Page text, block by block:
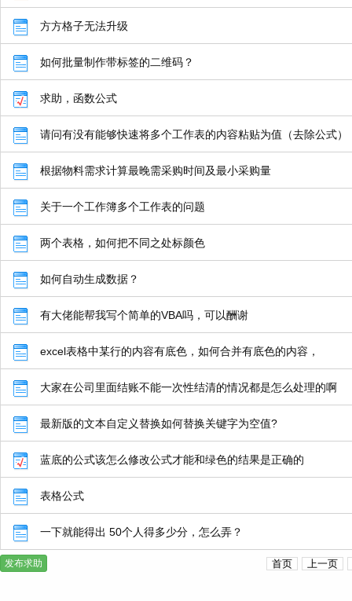
方方格子无法升级
如何批量制作带标签的二维码？
求助，函数公式
请问有没有能够快速将多个工作表的内容粘贴为值（去除公式）
根据物料需求计算最晚需采购时间及最小采购量
关于一个工作簿多个工作表的问题
两个表格，如何把不同之处标颜色
如何自动生成数据？
有大佬能帮我写个简单的VBA吗，可以酬谢
excel表格中某行的内容有底色，如何合并有底色的内容，
大家在公司里面结账不能一次性结清的情况都是怎么处理的啊
最新版的文本自定义替换如何替换关键字为空值?
蓝底的公式该怎么修改公式才能和绿色的结果是正确的
表格公式
一下就能得出 50个人得多少分，怎么弄？
发布求助 首页 上一页